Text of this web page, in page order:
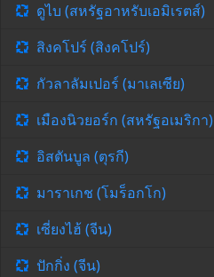
ดูไบ (สหรัฐอาหรับเอมิเรตส์)
สิงคโปร์ (สิงคโปร์)
กัวลาลัมเปอร์ (มาเลเซีย)
เมืองนิวยอร์ก (สหรัฐอเมริกา)
อิสตันบูล (ตุรกี)
มาราเกช (โมร็อกโก)
เซี่ยงไฮ้ (จีน)
ปักกิ่ง (จีน)